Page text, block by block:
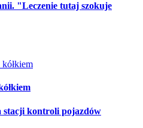
"Leczenie tutaj szokuje
stacji kontroli pojazdów